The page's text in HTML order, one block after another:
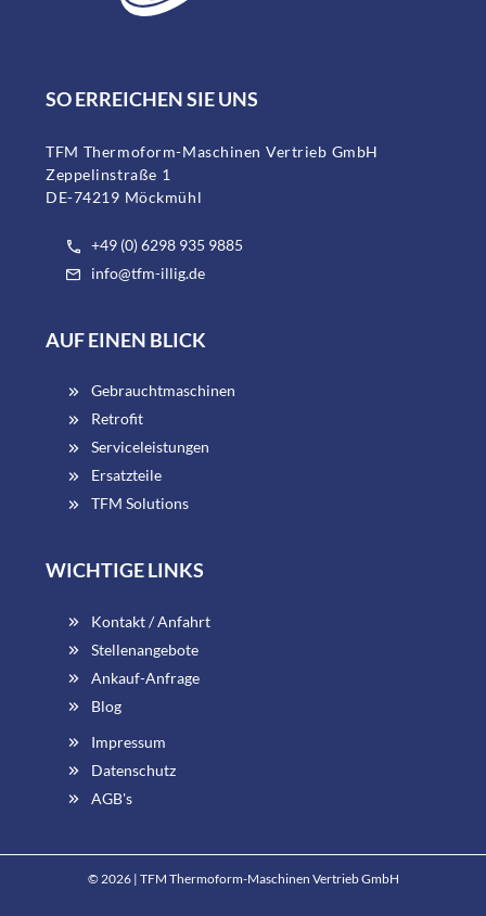
SO ERREICHEN SIE UNS
TFM Thermoform-Maschinen Vertrieb GmbH
Zeppelinstraße 1
DE-74219 Möckmühl
+49 (0) 6298 935 9885
info@tfm-illig.de
AUF EINEN BLICK
Gebrauchtmaschinen
Retrofit
Serviceleistungen
Ersatzteile
TFM Solutions
WICHTIGE LINKS
Kontakt / Anfahrt
Stellenangebote
Ankauf-Anfrage
Blog
Impressum
Datenschutz
AGB's
© 2026 | TFM Thermoform-Maschinen Vertrieb GmbH